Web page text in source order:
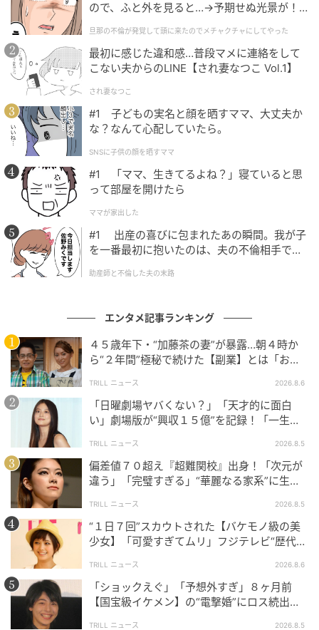
SWEETWEB.JP
パフォーマーとして誰にも見せていない地味
すぎる努力をひとつだけ教えて。
家に帰ったらすぐお風呂に入ること。寝落ちしてしま
うことが多いので、ルーティンとして徹底していま
す。
パフォーマーとして一番逃げずに向き合ってる
弱点は？
LDHの伝統的な昔からの振り付けはニュアンスをつか
むのが難しかったりするので、自分なりに解釈して練
周りと比べてしまう瞬間はありますか？ それ
をどう処理して、次に向かっていますか？
あります。焦ったり落ち込むこともありますが、「自
分はダメだ」とは考えないようにしていて。悔しさだ
けを切り取って、「負けてられない」というエネルギ
ーに変えるようにしています。
誰にも褒められないけど、続けていること
は？
語学の勉強。ダンスは言語がなくても伝わるものです
が、アーティストとして海外を目指すなら、やっぱり
言葉も必要だと思っています。最近は勉強方法も見直
して、楽しみながら続けています！
ので、ふと外を見ると…→予期せぬ光景が！
クチャにしてやった
旦那の不倫が発覚して頭に来たのでメチャクチャにしてやった
最初に感じた違和感…普段マメに連絡をして
こない夫からのLINE【され妻なつこ Vol.1】
され妻なつこ
#1 子どもの実名と顔を晒すママ、大丈夫か
な？なんて心配していたら。
SNSに子供の顔を晒すママ
#1 「ママ、生きてるよね？」寝ていると思
って部屋を開けたら
ママが家出した
#1 出産の喜びに包まれたあの瞬間。我が子
を一番最初に抱いたのは、夫の不倫相手でし
助産師と不倫した夫の末路
エンタメ記事ランキング
４５歳年下・“加藤茶の妻”が暴露…朝４時か
ら“２年間”極秘で続けた【副業】とは「お金
TRILL ニュース 2026.8.6
「日曜劇場ヤバくない？」「天才的に面白
い」劇場版が“興収１５億”を記録！「一生言
TRILL ニュース 2026.8.5
偏差値７０超え『超難関校』出身！「次元が
違う」「完璧すぎる」“華麗なる家系”に生ま
TRILL ニュース 2026.8.5
“１日７回”スカウトされた【バケモノ級の美
少女】「可愛すぎてムリ」フジテレビ“歴代N
TRILL ニュース 2026.8.6
「ショックえぐ」「予想外すぎ」８ヶ月前
【国宝級イケメン】の“電撃婚”にロス続出！
TRILL ニュース 2026.8.5